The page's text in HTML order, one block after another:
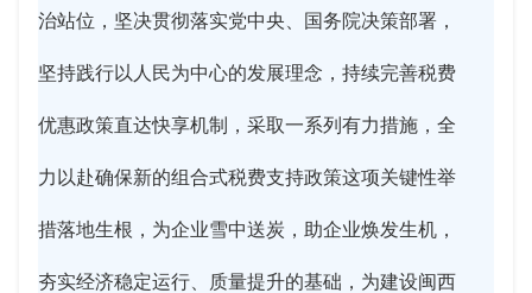
治站位，坚决贯彻落实党中央、国务院决策部署，
坚持践行以人民为中心的发展理念，持续完善税费
优惠政策直达快享机制，采取一系列有力措施，全
力以赴确保新的组合式税费支持政策这项关键性举
措落地生根，为企业雪中送炭，助企业焕发生机，
夯实经济稳定运行、质量提升的基础，为建设闽西